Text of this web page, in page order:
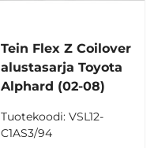
Tein Flex Z Coilover
alustasarja Toyota
Alphard (02-08)
Tuotekoodi: VSL12-
C1AS3/94